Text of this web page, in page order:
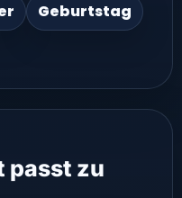
Geburtstag
passt zu